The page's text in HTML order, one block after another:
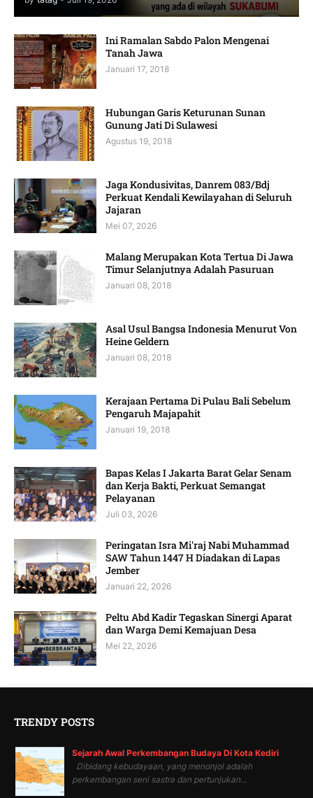
Ini Ramalan Sabdo Palon Mengenai
Tanah Jawa
Januari 17, 2018
Hubungan Garis Keturunan Sunan
Gunung Jati Di Sulawesi
Agustus 19, 2018
Jaga Kondusivitas, Danrem 083/Bdj
Perkuat Kendali Kewilayahan di Seluruh
Jajaran
Mei 07, 2026
Malang Merupakan Kota Tertua Di Jawa
Timur Selanjutnya Adalah Pasuruan
Januari 08, 2018
Asal Usul Bangsa Indonesia Menurut Von
Heine Geldern
Januari 08, 2018
Kerajaan Pertama Di Pulau Bali Sebelum
Pengaruh Majapahit
Januari 19, 2018
Bapas Kelas I Jakarta Barat Gelar Senam
dan Kerja Bakti, Perkuat Semangat
Pelayanan
Juli 03, 2026
Peringatan Isra Mi'raj Nabi Muhammad
SAW Tahun 1447 H Diadakan di Lapas
Jember
Januari 22, 2026
Peltu Abd Kadir Tegaskan Sinergi Aparat
dan Warga Demi Kemajuan Desa
Mei 22, 2026
TRENDY POSTS
Sejarah Awal Perkembangan Budaya Di Kota Kediri
Dibidang kebudayaan, yang menonjol adalah
perkembangan seni sastra dan pertunjukan...